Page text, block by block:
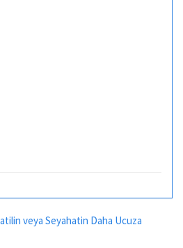
veya Seyahatin Daha Ucuza